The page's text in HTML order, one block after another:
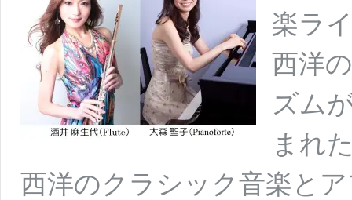
楽ラ
西洋
ズム
まれ
西洋のクラシック音楽と